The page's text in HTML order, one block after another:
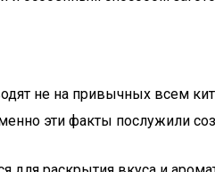
не на привычных всем
эти факты послужили